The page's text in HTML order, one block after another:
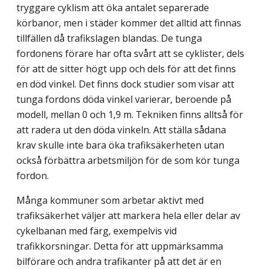
tryggare cyklism att öka antalet separerade
körbanor, men i städer kommer det alltid att finnas
tillfällen då trafikslagen blandas. De tunga
fordonens förare har ofta svårt att se cyklister, dels
för att de sitter högt upp och dels för att det finns
en död vinkel. Det finns dock studier som visar att
tunga fordons döda vinkel varierar, beroende på
modell, mellan 0 och 1,9 m. Tekniken finns alltså för
att radera ut den döda vinkeln. Att ställa sådana
krav skulle inte bara öka trafiksäker­heten utan
också förbättra arbetsmiljön för de som kör tunga
fordon.
Många kommuner som arbetar aktivt med
trafiksäkerhet väljer att markera hela eller delar av
cykelbanan med färg, exempelvis vid
trafikkorsningar. Detta för att uppmärk­samma
bilförare och andra trafikanter på att det är en